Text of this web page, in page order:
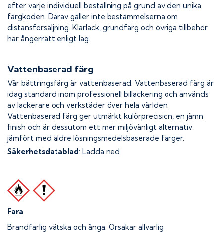
efter varje individuell beställning på grund av den unika
färgkoden. Därav gäller inte bestämmelserna om
distansförsäljning. Klarlack, grundfärg och övriga tillbehör
har ångerrätt enligt lag.
Vattenbaserad färg
Vår bättringsfärg är vattenbaserad. Vattenbaserad färg är
idag standard inom professionell billackering och används
av lackerare och verkstäder över hela världen.
Vattenbaserad färg ger utmärkt kulörprecision, en jämn
finish och är dessutom ett mer miljövänligt alternativ
jämfört med äldre lösningsmedelsbaserade färger.
Säkerhetsdatablad: Ladda ned
Fara
Brandfarlig vätska och ånga. Orsakar allvarlig